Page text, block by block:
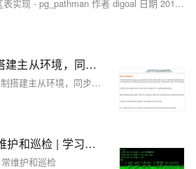
PostgreSQL 9.5+ 高效分区表实现 - pg_pathman 作者 digoal 日期 2016-10-24 标签 PostgreSQL , 分区表 , pg_pathman , custom scan api 背景 目前PostgreSQL社区版本的分区
PostgreSQL 流复制搭建主从环境，同步和异步的解释，压力测试，主从角色切换|学习笔记
快速学习PostgreSQL 流复制搭建主从环境，同步和异步的解释，压力测试，主从角色切换
24PostgreSQL 日常维护和巡检 | 学习笔记（二）
维护和巡检